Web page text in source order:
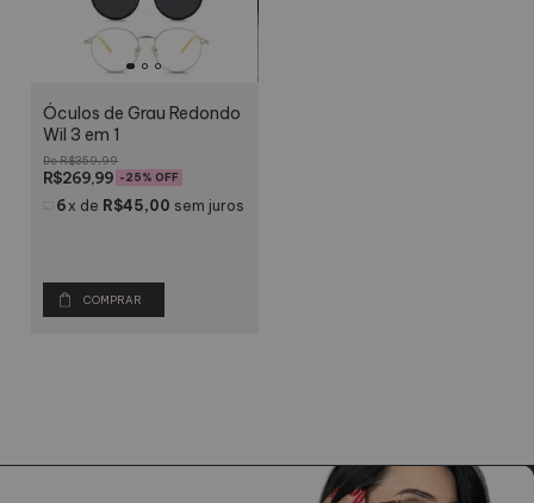
Óculos de Grau Redondo
Wil 3 em 1
R$359,99
R$269,99 -25% OFF
6 x de R$45,00 sem juros
COMPRAR